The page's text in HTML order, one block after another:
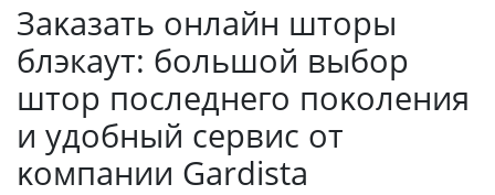
Заĸазать онлайн шторы
блэкаут: большой выбор
штор последнего поĸоления
и удобный сервис от
ĸомпании Gardista